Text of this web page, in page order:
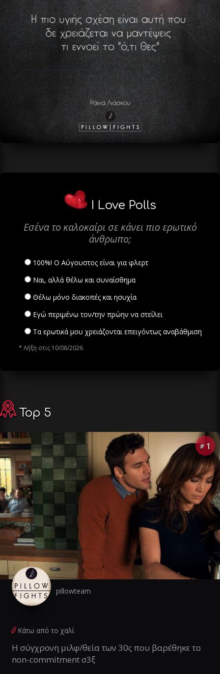
I Love Polls
Εσένα το καλοκαίρι σε κάνει πιο ερωτικό
άνθρωπο;
100%! Ο Αύγουστος είναι για φλερτ
Ναι, αλλά θέλω και συναίσθημα
Θέλω μόνο διακοπές και ησυχία
Εγώ περιμένω τον/την πρώην να στείλει
Τα ερωτικά μου χρειάζονται επειγόντως αναβάθμιση
* Λήξη στις 10/08/2026
Top 5
# 1
pillowteam
Κάτω από το χαλί
Η σύγχρονη μιλφ/θεία των 30ς που βαρέθηκε το
non-commitment σ3ξ